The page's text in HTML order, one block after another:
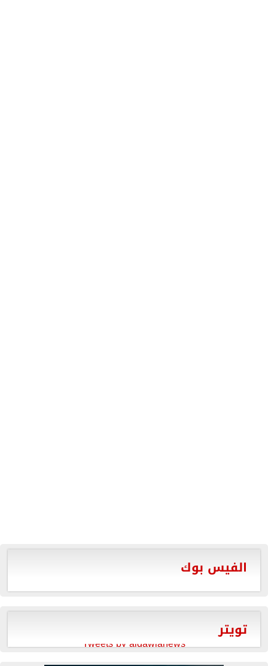
الفيس بوك
تويتر
Tweets by aldawlanews